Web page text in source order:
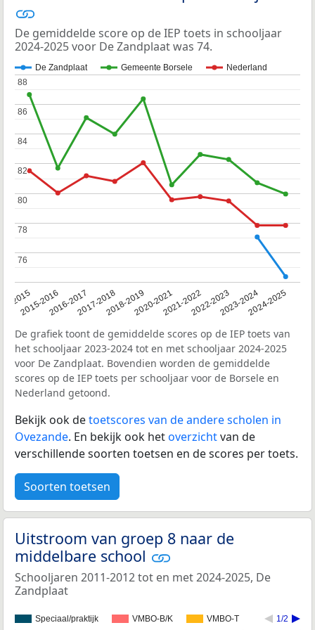
De gemiddelde score op de IEP toets in schooljaar
2024-2025 voor De Zandplaat was 74.
De Zandplaat Gemeente Borsele Nederland
2015
2015-20162016-20172017-20182018-20192020-20212021-20222022-20232023-20242024-2025
76
76
78
78
80
80
82
82
84
84
86
86
88
88
De grafiek toont de gemiddelde scores op de IEP toets van
het schooljaar 2023-2024 tot en met schooljaar 2024-2025
voor De Zandplaat. Bovendien worden de gemiddelde
scores op de IEP toets per schooljaar voor de Borsele en
Nederland getoond.
Bekijk ook detoetscores van de andere scholen in
Ovezande. En bekijk ook hetoverzichtvan de
verschillende soorten toetsen en de scores per toets.
Soorten toetsen
Uitstroom van groep 8 naar de
middelbare school
Schooljaren 2011-2012 tot en met 2024-2025, De
Zandplaat
Speciaal/praktijk VMBO-B/K VMBO-T 1/2